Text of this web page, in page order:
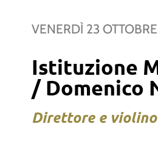
VENERDÌ 23 OTTOBRE
Istituzione
/ Domenico
Direttore e